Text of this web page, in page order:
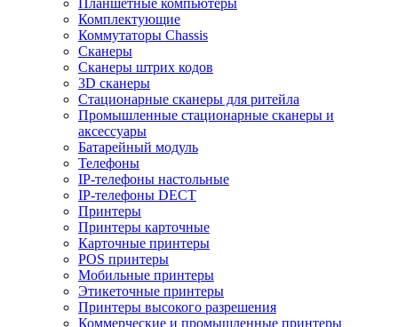
Планшетные компьютеры
Комплектующие
Коммутаторы Chassis
Сканеры
Сканеры штрих кодов
3D сканеры
Стационарные сканеры для ритейла
Промышленные стационарные сканеры и
аксессуары
Батарейный модуль
Телефоны
IP-телефоны настольные
IP-телефоны DECT
Принтеры
Принтеры карточные
Карточные принтеры
POS принтеры
Мобильные принтеры
Этикеточные принтеры
Принтеры высокого разрешения
Коммерческие и промышленные принтеры